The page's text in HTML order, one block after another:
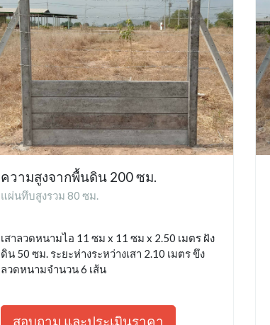
ความสูงจากพื้นดิน 200 ซม.
แผ่นทึบสูงรวม 80 ซม.
เสาลวดหนามไอ 11 ซม x 11 ซม x 2.50 เมตร ฝัง
ดิน 50 ซม. ระยะห่างระหว่างเสา 2.10 เมตร ขึง
ลวดหนามจำนวน 6 เส้น
สอบถาม และประเมินราคา